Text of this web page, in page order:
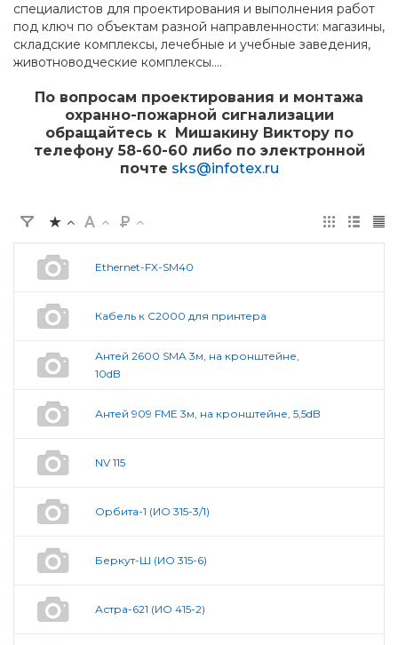
специалистов для проектирования и выполнения работ
под ключ по объектам разной направленности: магазины,
складские комплексы, лечебные и учебные заведения,
животноводческие комплексы....
По вопросам проектирования и монтажа
охранно-пожарной сигнализации
обращайтесь к Мишакину Виктору по
телефону 58-60-60 либо по электронной
почте sks@infotex.ru
Ethernet-FX-SM40
Кабель к С2000 для принтера
Антей 2600 SMA 3м, на кронштейне,
10dB
Антей 909 FME 3м, на кронштейне, 5,5dB
NV 115
Орбита-1 (ИО 315-3/1)
Беркут-Ш (ИО 315-6)
Астра-621 (ИО 415-2)